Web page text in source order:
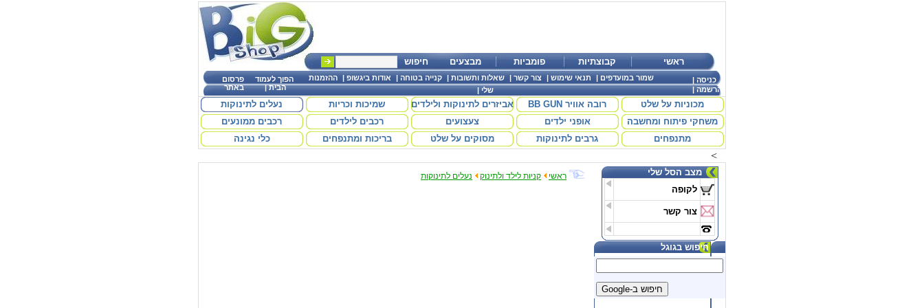
חיפוש מבצעים פומביות קבוצתיות ראשי
פרסום
באתר
הפוך לעמוד
הבית|
שמור במועדפים | תנאי שימוש | צור קשר | שאלות ותשובות | קנייה בטוחה | אודות ביגשופ |
ההזמנות
שלי|
כניסה |
הרשמה|
מכוניות על שלט רובה אוויר BB GUN אביזרים לתינוקות ולילדים שמיכות וכריות
נעלים לתינוקות
משחקי פיתוח ומחשבה
אופני ילדים צעצועים רכבים לילדים
רכבים ממונעים
מתנפחים
גרבים לתינוקות מסוקים על שלט בריכות ומתנפחים כלי נגינה
<
ראשי קניות לילד ולתינוק נעלים לתינוקות
מצב הסל שלי
לקופה
צור קשר
חיפוש בגוגל